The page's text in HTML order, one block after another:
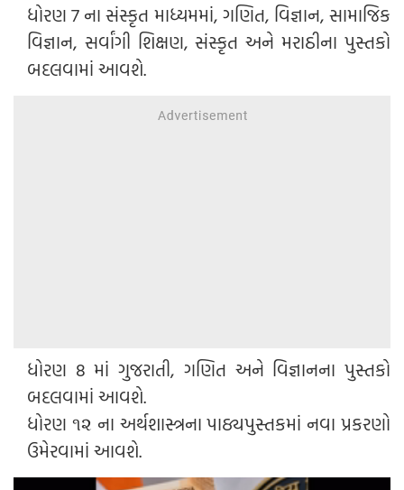
ધોરણ 7 ના સંસ્કૃત માધ્યમમાં, ગણિત, વિજ્ઞાન, સામાજિક
વિજ્ઞાન, સર્વાંગી શિક્ષણ, સંસ્કૃત અને મરાઠીના પુસ્તકો
બદલવામાં આવશે.
ધોરણ 8 માં ગુજરાતી, ગણિત અને વિજ્ઞાનના પુસ્તકો
બદલવામાં આવશે.
ધોરણ ૧૨ ના અર્થશાસ્ત્રના પાઠ્યપુસ્તકમાં નવા પ્રકરણો
ઉમેરવામાં આવશે.